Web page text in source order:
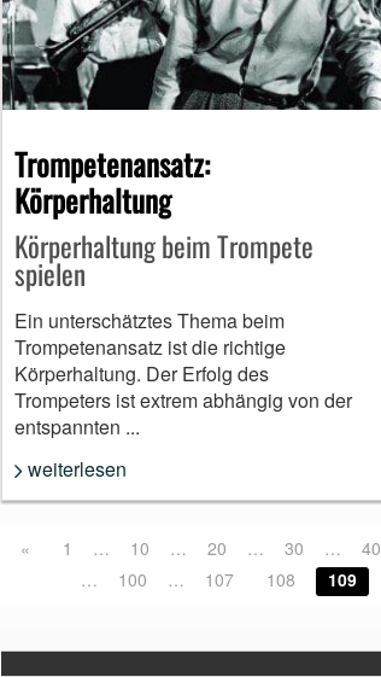
Trompetenansatz:
Körperhaltung
Körperhaltung beim Trompete
spielen
Ein unterschätztes Thema beim
Trompetenansatz ist die richtige
Körperhaltung. Der Erfolg des
Trompeters ist extrem abhängig von der
entspannten ...
weiterlesen
« 1 … 10 … 20 … 30 … 40
…
100 … 107 108 109